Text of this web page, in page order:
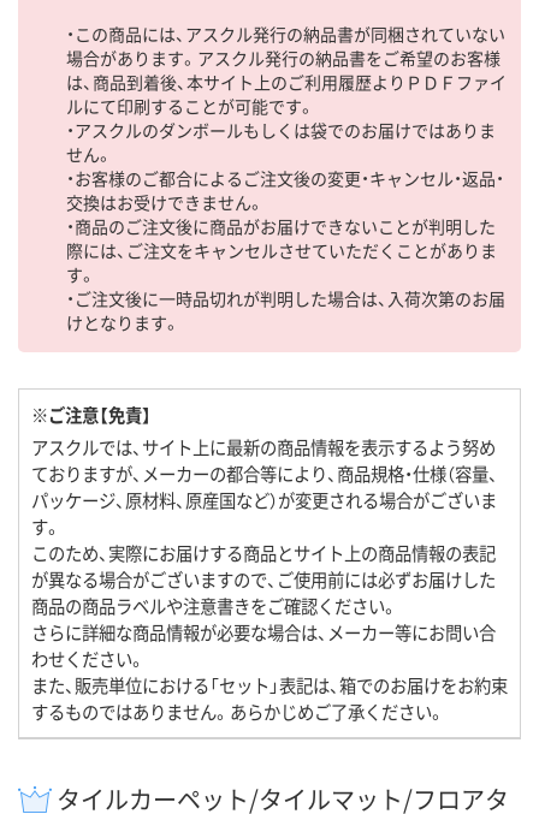
・この商品には、アスクル発行の納品書が同梱されていない
場合があります。アスクル発行の納品書をご希望のお客様
は、商品到着後、本サイト上のご利用履歴よりＰＤＦファイ
ルにて印刷することが可能です。
・アスクルのダンボールもしくは袋でのお届けではありま
せん。
・お客様のご都合によるご注文後の変更・キャンセル・返品・
交換はお受けできません。
・商品のご注文後に商品がお届けできないことが判明した
際には、ご注文をキャンセルさせていただくことがありま
す。
・ご注文後に一時品切れが判明した場合は、入荷次第のお届
けとなります。
※ご注意【免責】
アスクルでは、サイト上に最新の商品情報を表示するよう努め
ておりますが、メーカーの都合等により、商品規格・仕様（容量、
パッケージ、原材料、原産国など）が変更される場合がございま
す。
このため、実際にお届けする商品とサイト上の商品情報の表記
が異なる場合がございますので、ご使用前には必ずお届けした
商品の商品ラベルや注意書きをご確認ください。
さらに詳細な商品情報が必要な場合は、メーカー等にお問い合
わせください。
また、販売単位における「セット」表記は、箱でのお届けをお約束
するものではありません。あらかじめご了承ください。
タイルカーペット/タイルマット/フロアタ